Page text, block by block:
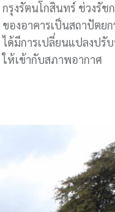
กรุงรัตนโกสินทร์ ช่วงรั
ของอาคารเป็นสถาปัตย
ได้มีการเปลี่ยนแปลงปรั
ให้เข้ากับสภาพอากาศ